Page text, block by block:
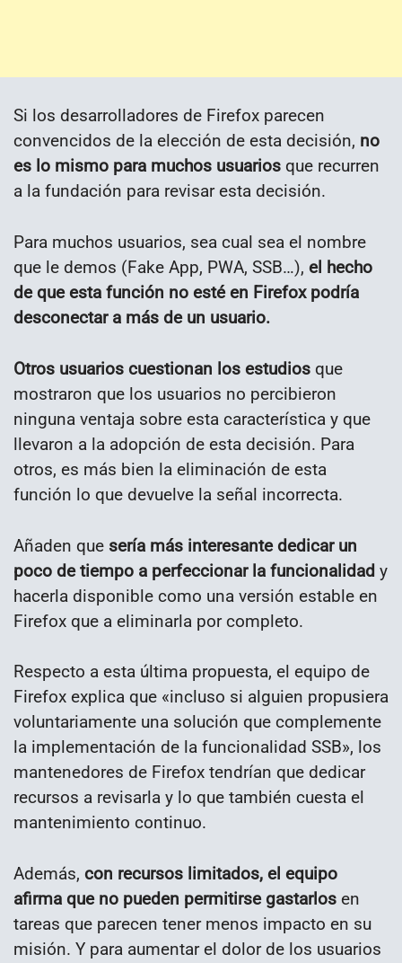
Si los desarrolladores de Firefox parecen
convencidos de la elección de esta decisión, no
es lo mismo para muchos usuarios que recurren
a la fundación para revisar esta decisión.
Para muchos usuarios, sea cual sea el nombre
que le demos (Fake App, PWA, SSB…), el hecho
de que esta función no esté en Firefox podría
desconectar a más de un usuario.
Otros usuarios cuestionan los estudios que
mostraron que los usuarios no percibieron
ninguna ventaja sobre esta característica y que
llevaron a la adopción de esta decisión. Para
otros, es más bien la eliminación de esta
función lo que devuelve la señal incorrecta.
Añaden que sería más interesante dedicar un
poco de tiempo a perfeccionar la funcionalidad y
hacerla disponible como una versión estable en
Firefox que a eliminarla por completo.
Respecto a esta última propuesta, el equipo de
Firefox explica que «incluso si alguien propusiera
voluntariamente una solución que complemente
la implementación de la funcionalidad SSB», los
mantenedores de Firefox tendrían que dedicar
recursos a revisarla y lo que también cuesta el
mantenimiento continuo.
Además, con recursos limitados, el equipo
afirma que no pueden permitirse gastarlos en
tareas que parecen tener menos impacto en su
misión. Y para aumentar el dolor de los usuarios